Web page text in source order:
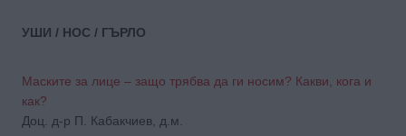
УШИ / НОС / ГЪРЛО
Маските за лице – защо трябва да ги носим? Какви, кога и
как?
Доц. д-р П. Кабакчиев, д.м.